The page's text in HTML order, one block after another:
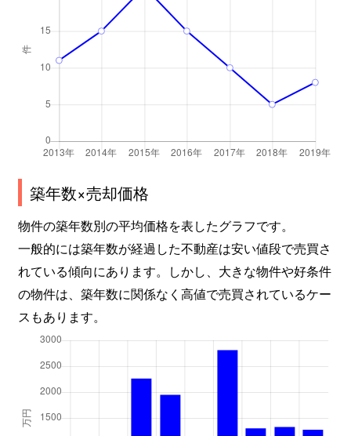
築年数×売却価格
物件の築年数別の平均価格を表したグラフです。
一般的には築年数が経過した不動産は安い値段で売買さ
れている傾向にあります。しかし、大きな物件や好条件
の物件は、築年数に関係なく高値で売買されているケー
スもあります。